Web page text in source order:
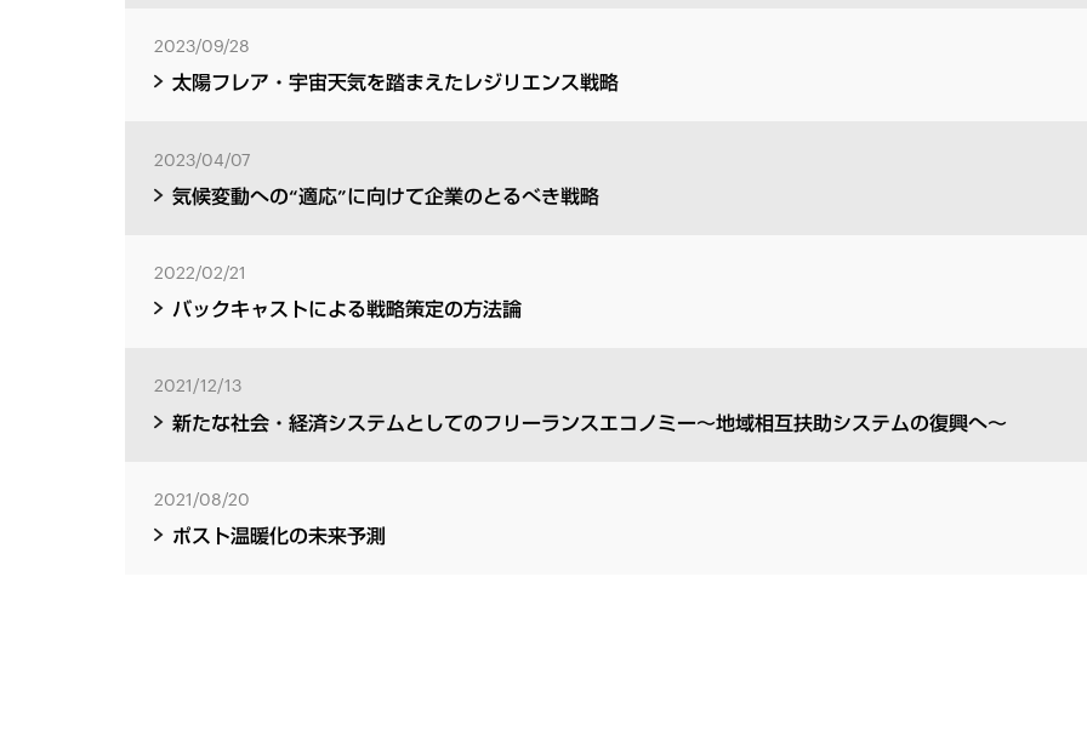
2023/09/28
太陽フレア・宇宙天気を踏まえたレジリエンス戦略
2023/04/07
気候変動への“適応”に向けて企業のとるべき戦略
2022/02/21
バックキャストによる戦略策定の方法論
2021/12/13
新たな社会・経済システムとしてのフリーランスエコノミー～地域相互扶助システムの復興へ～
2021/08/20
ポスト温暖化の未来予測